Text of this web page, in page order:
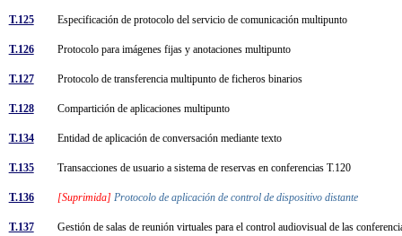
T.125 Especificación de protocolo del servicio de comunicación multipunto
T.126 Protocolo para imágenes fijas y anotaciones multipunto
T.127 Protocolo de transferencia multipunto de ficheros binarios
T.128 Compartición de aplicaciones multipunto
T.134 Entidad de aplicación de conversación mediante texto
T.135 Transacciones de usuario a sistema de reservas en conferencias T.120
T.136 [Suprimida] Protocolo de aplicación de control de dispositivo distante
T.137 Gestión de salas de reunión virtuales para el control audiovisual de las